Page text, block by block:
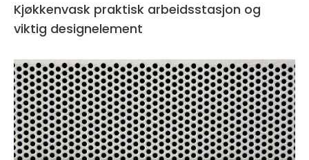
Kjøkkenvask praktisk arbeidsstasjon og
viktig designelement